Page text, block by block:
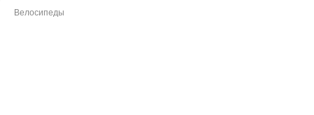
Велосипеды